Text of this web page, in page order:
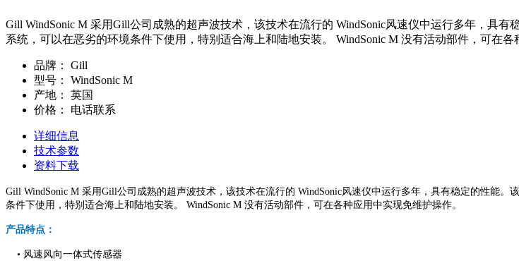
Gill WindSonic M 采用Gill公司成熟的超声波技术，该技术在流行的 WindSonic风速仪中运行多年，具
系统，可以在恶劣的环境条件下使用，特别适合海上和陆地安装。 WindSonic M 没有活动部件，可在各
品牌：
Gill
型号：
WindSonic M
产地：
英国
价格：
电话联系
详细信息
技术参数
资料下载
Gill WindSonic M 采用Gill公司成熟的超声波技术，该技术在流行的 WindSonic风速仪中运行多年，具有稳定的性能
条件下使用，特别适合海上和陆地安装。 WindSonic M 没有活动部件，可在各种应用中实现免维护操作。
产品特点：
• 风速风向一体式传感器